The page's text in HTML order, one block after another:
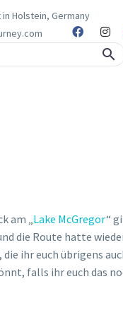
Holstein, Germany
am „ Lake McGregor“
die Route hatte
ihr euch übrigens
falls ihr euch das